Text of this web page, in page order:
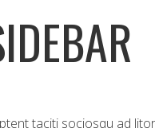
taciti sociosqu ad